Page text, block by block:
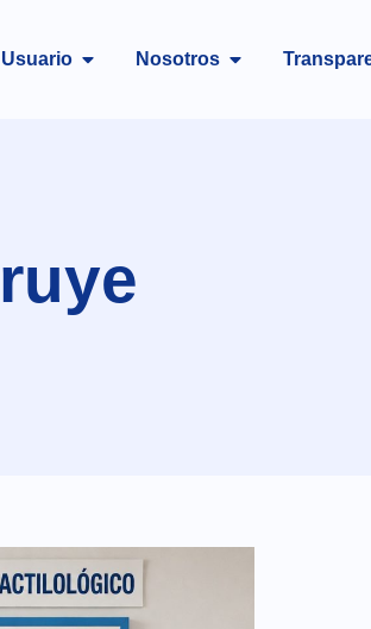
Nosotros